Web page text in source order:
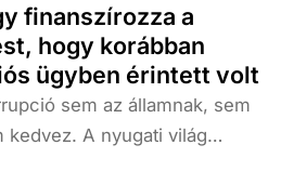
finanszírozza a
hogy korábban
ügyben érintett volt
sem az államnak, sem
kedvez. A nyugati világ